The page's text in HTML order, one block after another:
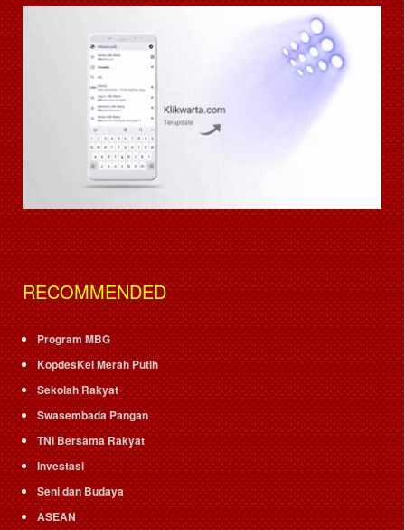
RECOMMENDED
Program MBG
KopdesKel Merah Putih
Sekolah Rakyat
Swasembada Pangan
TNI Bersama Rakyat
Investasi
Seni dan Budaya
ASEAN